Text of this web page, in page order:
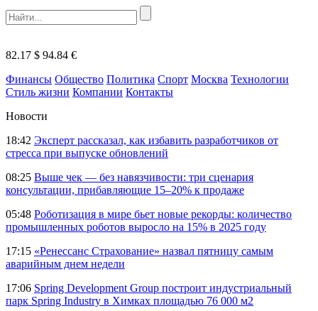
82.17 $ 94.84 €
Финансы Общество Политика Спорт Москва Технологии
Стиль жизни Компании Контакты
Новости
18:42 Эксперт рассказал, как избавить разработчиков от
стресса при выпуске обновлений
08:25 Выше чек — без навязчивости: три сценария
консультации, прибавляющие 15–20% к продаже
05:48 Роботизация в мире бьет новые рекорды: количество
промышленных роботов выросло на 15% в 2025 году
17:15 «Ренессанс Страхование» назвал пятницу самым
аварийным днем недели
17:06 Spring Development Group построит индустриальный
парк Spring Industry в Химках площадью 76 000 м2